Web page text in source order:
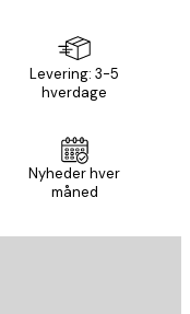
Levering: 3-5
hverdage
Nyheder hver
måned